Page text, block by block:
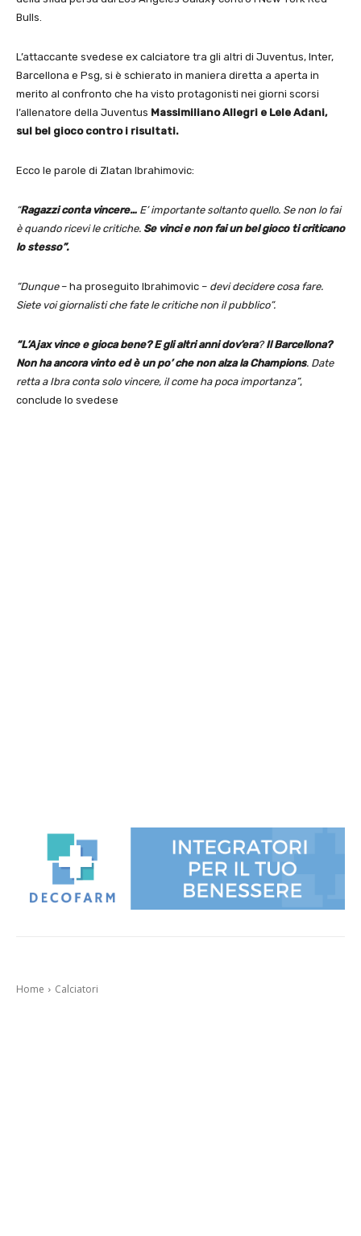
Bulls.
L’attaccante svedese ex calciatore tra gli altri di Juventus, Inter,
Barcellona e Psg, si è schierato in maniera diretta a aperta in
merito al confronto che ha visto protagonisti nei giorni scorsi
l’allenatore della Juventus Massimiliano Allegri e Lele Adani,
sul bel gioco contro i risultati.
Ecco le parole di Zlatan Ibrahimovic:
“Ragazzi conta vincere… E’ importante soltanto quello. Se non lo fai
è quando ricevi le critiche. Se vinci e non fai un bel gioco ti criticano
lo stesso”.
“Dunque– ha proseguito Ibrahimovic – devi decidere cosa fare.
Siete voi giornalisti che fate le critiche non il pubblico”.
“L’Ajax vince e gioca bene? E gli altri anni dov’era?Il Barcellona?
Non ha ancora vinto ed è un po’ che non alza la Champions. Date
retta a Ibra conta solo vincere, il come ha poca importanza”,
conclude lo svedese